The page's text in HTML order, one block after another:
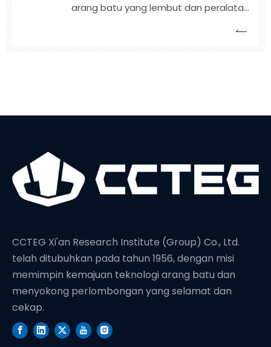
arang batu yang lembut dan peralatan
CCTEG Xi'an Research Institute (Group) Co., Ltd.
telah ditubuhkan pada tahun 1956, dengan misi
memimpin kemajuan teknologi arang batu dan
menyokong perlombongan yang selamat dan
cekap.